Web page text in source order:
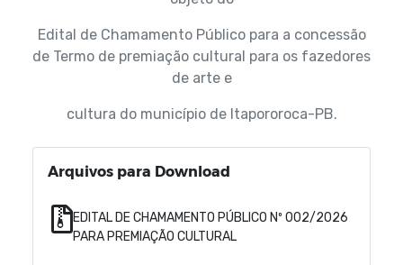
Edital de Chamamento Público para a concessão
de Termo de premiação cultural para os fazedores
de arte e
cultura do município de Itapororoca-PB.
Arquivos para Download
EDITAL DE CHAMAMENTO PÚBLICO Nº 002/2026
PARA PREMIAÇÃO CULTURAL